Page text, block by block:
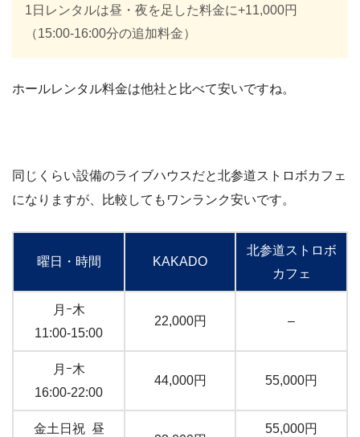
1日レンタルは昼・夜を足した料金に+11,000円
（15:00-16:00分の追加料金）
ホールレンタル料金は他社と比べて安いですね。
同じくらい設備のライブハウスだと北参道ストロボカフェ
になりますが、比較してもワンランク安いです。
曜日・時間 KAKADO
北参道ストロボ
カフェ
月ｰ木
11:00-15:00
22,000円 –
月ｰ木
16:00-22:00
44,000円 55,000円
金土日祝 昼
55,000円